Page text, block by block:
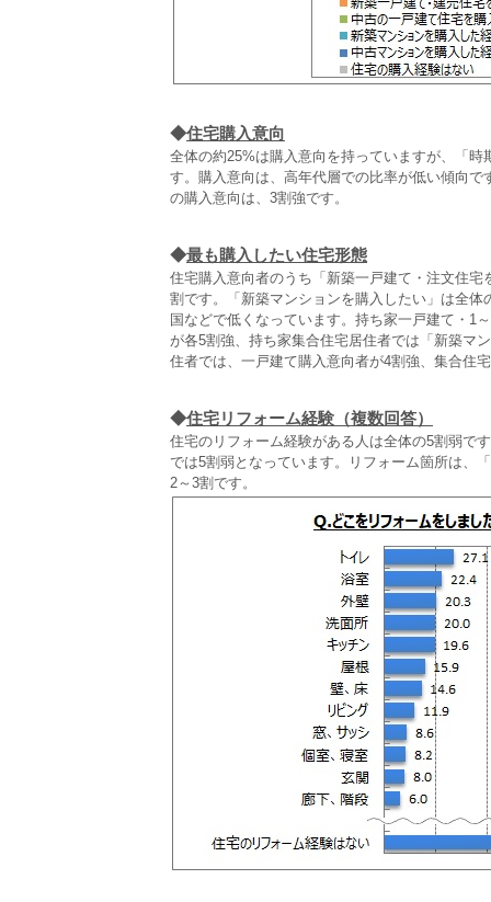
◆住宅購入意向
全体の約25%は購入意向を持っていますが、「
す。購入意向は、高年代層での比率が低い傾向
の購入意向は、3割強です。
◆最も購入したい住宅形態
住宅購入意向者のうち「新築一戸建て・注文住
割です。「新築マンションを購入したい」は全
国などで低くなっています。持ち家一戸建て・1
が各5割強、持ち家集合住宅居住者では「新築マ
住者では、一戸建て購入意向者が4割強、集合住
◆住宅リフォーム経験（複数回答）
住宅のリフォーム経験がある人は全体の5割弱で
では5割弱となっています。リフォーム箇所は、
2～3割です。